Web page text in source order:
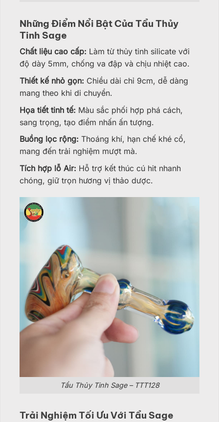
Những Điểm Nổi Bật Của Tẩu Thủy
Tinh Sage
Chất liệu cao cấp: Làm từ thủy tinh silicate với
độ dày 5mm, chống va đập và chịu nhiệt cao.
Thiết kế nhỏ gọn: Chiều dài chỉ 9cm, dễ dàng
mang theo khi di chuyển.
Họa tiết tinh tế: Màu sắc phối hợp phá cách,
sang trọng, tạo điểm nhấn ấn tượng.
Buồng lọc rộng: Thoáng khí, hạn chế khé cổ,
mang đến trải nghiệm mượt mà.
Tích hợp lỗ Air: Hỗ trợ kết thúc cú hit nhanh
chóng, giữ trọn hương vị thảo dược.
Tẩu Thủy Tinh Sage – TTT128
Trải Nghiệm Tối Ưu Với Tẩu Sage